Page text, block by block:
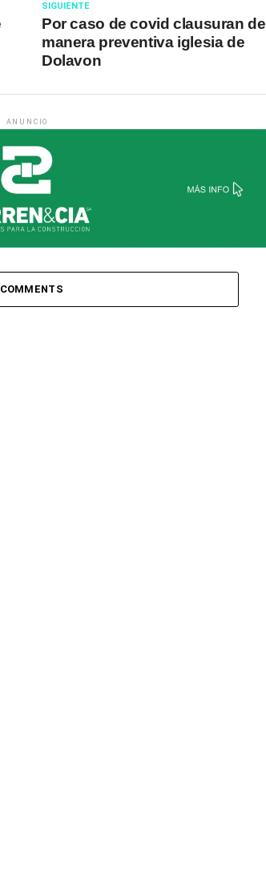
SIGUIENTE
Por caso de covid clausuran de
manera preventiva iglesia de
Dolavon
ANUNCIO